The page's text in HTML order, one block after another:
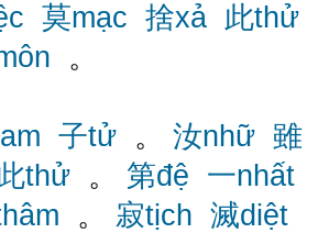
莫mạc 捨xả 此thử
。
子tử 。 汝nhữ 雖
thử 。 第đệ 一nhất
。 寂tịch 滅diệt